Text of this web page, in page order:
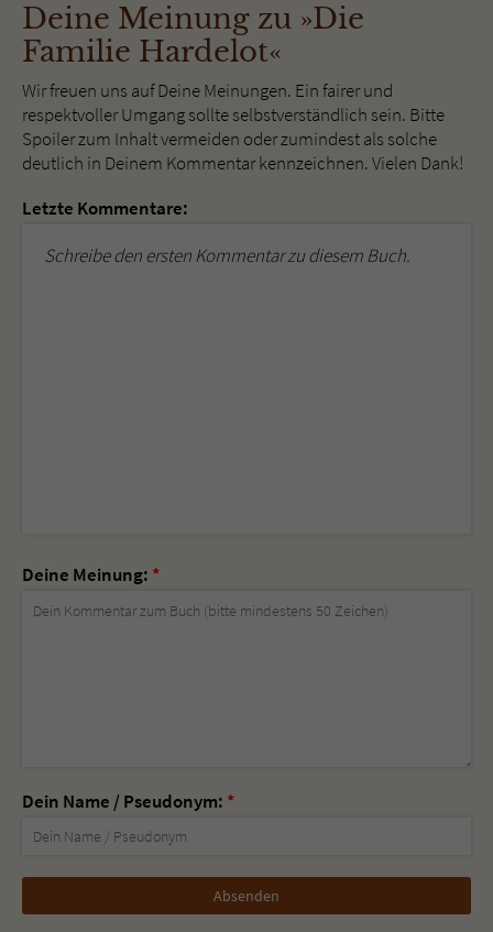
Deine Meinung zu »Die
Familie Hardelot«
Wir freuen uns auf Deine Meinungen. Ein fairer und
respektvoller Umgang sollte selbstverständlich sein. Bitte
Spoiler zum Inhalt vermeiden oder zumindest als solche
deutlich in Deinem Kommentar kennzeichnen. Vielen Dank!
Letzte Kommentare:
Schreibe den ersten Kommentar zu diesem Buch.
Deine Meinung: *
Dein Name / Pseudonym: *
Nicht
ausfüllen!